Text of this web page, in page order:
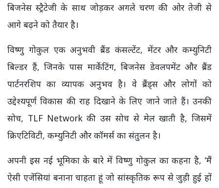
बिजनेस स्ट्रैटेजी के साथ जोड़कर अगले चरण की ओर तेजी से
आगे बढ़ने को तैयार है।
विष्णु गोकुल एक अनुभवी ब्रैंड कंसल्टेंट, मेंटर और कम्युनिटी
बिल्डर हैं, जिनके पास मार्केटिंग, बिजनेस डेवलपमेंट और ब्रैंड
पार्टनरशिप का व्यापक अनुभव है। वे ब्रैंड्स और लोगों को
उद्देश्यपूर्ण विकास की राह दिखाने के लिए जाने जाते हैं। उनकी
सोच, TLF Network की उस सोच से मेल खाती है, जिसमें
क्रिएटिविटी, कम्युनिटी और कॉमर्स का संतुलन है।
अपनी इस नई भूमिका के बारे में विष्णु गोकुल का कहना है, ‘मैं
ऐसी एजेंसियां बनाना चाहता हूं जो सांस्कृतिक रूप से जुड़ी हुई हों